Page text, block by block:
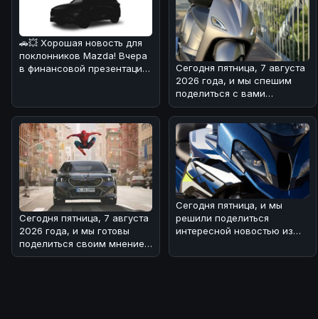
🚗💥 Хорошая новость для
поклонников Mazda! Вчера
в финансовой презентации
Сегодня пятница, 7 августа
2026 года, и мы спешим
поделиться с вами
интересной новостью из
мира двух
Сегодня пятница, 7 августа
2026 года, и мы готовы
поделиться своим мнением
о свежей BMW-новости! 🏎
Сегодня пятница, и мы
решили поделиться
интересной новостью из
туристическом